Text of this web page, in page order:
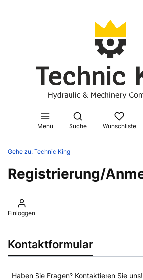
Menü
Suchmaschine öffnen
Suche Wunschliste
Gehe zu: Technic King
Registrierung/
Einloggen
Kontaktformular
Haben Sie Fragen? Kontaktieren Sie uns!